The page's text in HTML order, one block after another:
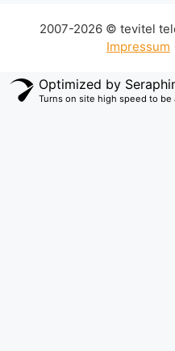
2007-2026 © tevitel
Impressum
Optimized by
Turns on site high speed to